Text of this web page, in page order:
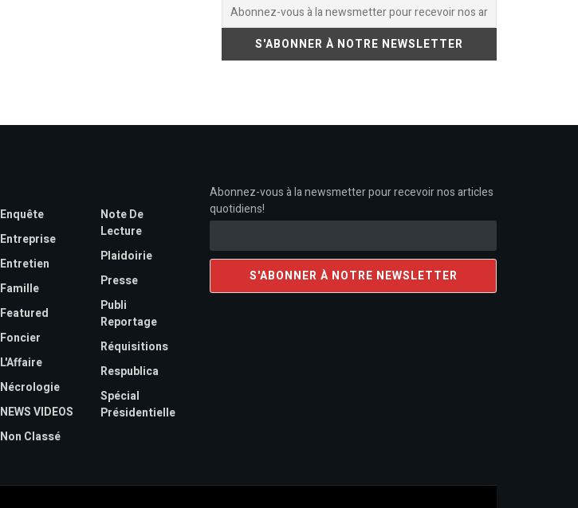
Enquête
Entreprise
Entretien
Famille
Featured
Foncier
L'Affaire
Nécrologie
NEWS VIDEOS
Non Classé
Note De
Lecture
Plaidoirie
Presse
Publi
Reportage
Réquisitions
Respublica
Spécial
Présidentielle
Abonnez-vous à la newsmetter pour recevoir nos articles
quotidiens!